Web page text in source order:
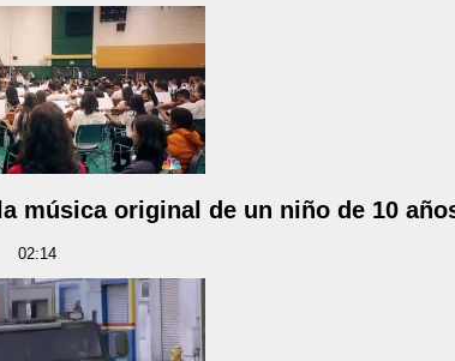
música original de un niño de 10
02:14